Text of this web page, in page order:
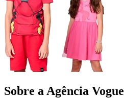
Sobre a Agência Vogue